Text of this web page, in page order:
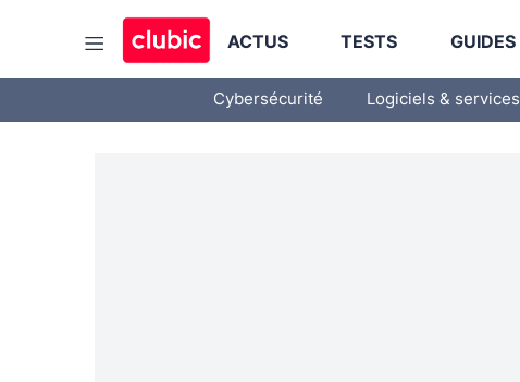
ACTUS TESTS GUIDES
Cybersécurité Logiciels & services